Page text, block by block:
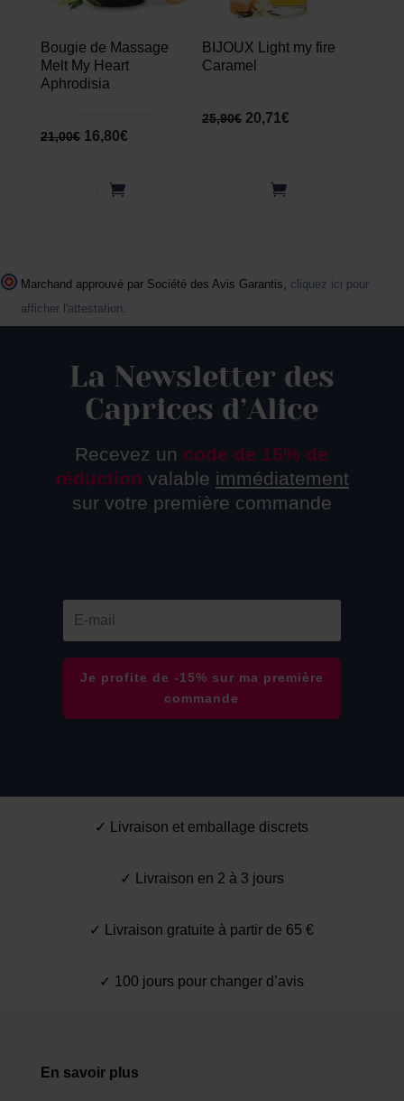
Bougie de Massage
Melt My Heart
Aphrodisia
21,00€ 16,80€
BIJOUX Light my fire
Caramel
25,90€ 20,71€
Marchand approuvé par Société des Avis Garantis, cliquez ici pour
afficher l'attestation.
La Newsletter des
Caprices d’Alice
Recevez un code de 15% de
réduction valable immédiatement
sur votre première commande
Je profite de -15% sur ma première
commande
✓ Livraison et emballage discrets
✓ Livraison en 2 à 3 jours
✓ Livraison gratuite à partir de 65 €
✓ 100 jours pour changer d’avis
En savoir plus